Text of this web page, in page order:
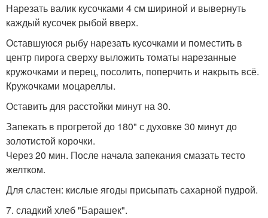
Нарезать валик кусочками 4 см шириной и вывернуть
каждый кусочек рыбой вверх.
Оставшуюся рыбу нарезать кусочками и поместить в
центр пирога сверху выложить томаты нарезанные
кружочками и перец, посолить, поперчить и накрыть всё.
Кружочками моцареллы.
Оставить для расстойки минут на 30.
Запекать в прогретой до 180" с духовке 30 минут до
золотистой корочки.
Через 20 мин. После начала запекания смазать тесто
желтком.
Для сластен: кислые ягоды присыпать сахарной пудрой.
7. сладкий хлеб "Барашек".